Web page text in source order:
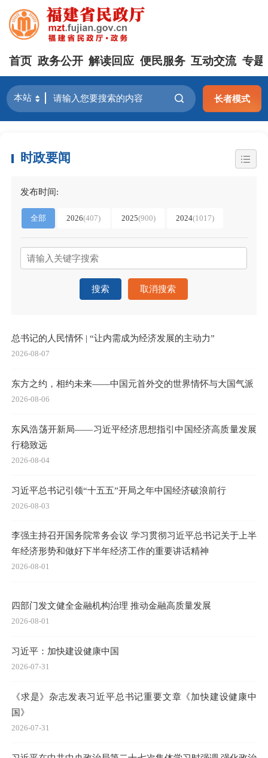
首页 政务公开 解读回应 便民服务 互动交流 专题
长者模式
时政要闻
发布时间:
全部 2026(407) 2025(900) 2024(1017)
搜索 取消搜索
总书记的人民情怀 | “让内需成为经济发展的主动力”
2026-08-07
东方之约，相约未来——中国元首外交的世界情怀与大国气派
2026-08-06
东风浩荡开新局——习近平经济思想指引中国经济高质量发展
行稳致远
2026-08-04
习近平总书记引领“十五五”开局之年中国经济破浪前行
2026-08-03
李强主持召开国务院常务会议 学习贯彻习近平总书记关于上半
年经济形势和做好下半年经济工作的重要讲话精神
2026-08-01
四部门发文健全金融机构治理 推动金融高质量发展
2026-08-01
习近平：加快建设健康中国
2026-07-31
《求是》杂志发表习近平总书记重要文章《加快建设健康中
国》
2026-07-31